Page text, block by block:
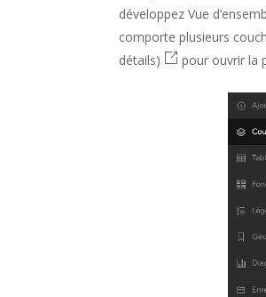
développezVue
comporte plusieurs
détails)
pour ouvrir la